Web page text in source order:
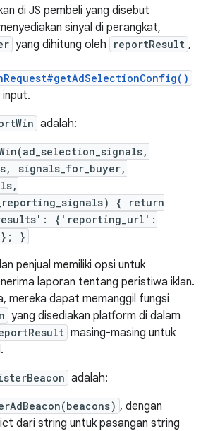
di JS pembeli yang disebut
sinyal di perangkat,
yang dihitung oleh reportResult ,
adalah:
signals_for_buyer,
{ return
{'reporting_url':
}; }
penjual memiliki opsi untuk
laporan tentang peristiwa iklan.
mereka dapat memanggil fungsi
yang disediakan platform di dalam
masing-masing untuk
adalah:
, dengan
dari string untuk pasangan string